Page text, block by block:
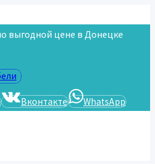
выгодной цене в Донецке
Вконтакте WhatsApp